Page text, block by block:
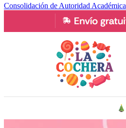
Consolidación de Autoridad Académica